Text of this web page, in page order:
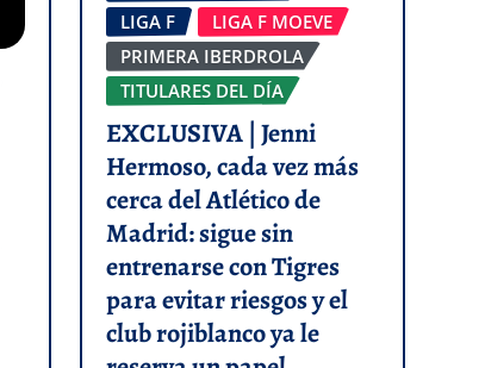
LIGA F
LIGA F MOEVE
PRIMERA IBERDROLA
TITULARES DEL DÍA
EXCLUSIVA | Jenni
Hermoso, cada vez más
cerca del Atlético de
Madrid: sigue sin
entrenarse con Tigres
para evitar riesgos y el
club rojiblanco ya le